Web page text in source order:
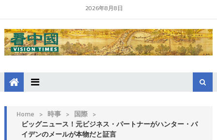
2026年8月8日
Home > 時事 > 国際 >
ビッグニュース！元ビジネス・パートナーがハンター・バ
イデンのメールが本物だと証言